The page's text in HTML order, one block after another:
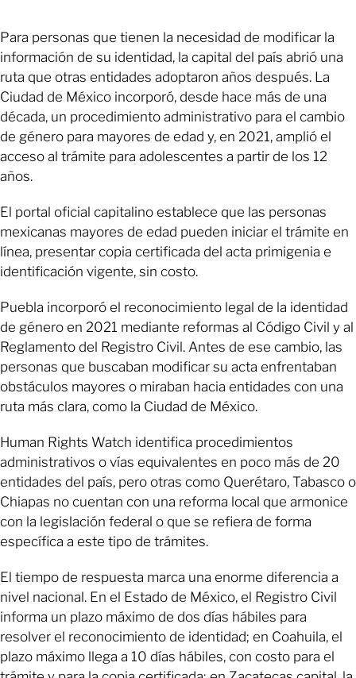
Para personas que tienen la necesidad de modificar la
información de su identidad, la capital del país abrió una
ruta que otras entidades adoptaron años después. La
Ciudad de México incorporó, desde hace más de una
década, un procedimiento administrativo para el cambio
de género para mayores de edad y, en 2021, amplió el
acceso al trámite para adolescentes a partir de los 12
años.
El portal oficial capitalino establece que las personas
mexicanas mayores de edad pueden iniciar el trámite en
línea, presentar copia certificada del acta primigenia e
identificación vigente, sin costo.
Puebla incorporó el reconocimiento legal de la identidad
de género en 2021 mediante reformas al Código Civil y al
Reglamento del Registro Civil. Antes de ese cambio, las
personas que buscaban modificar su acta enfrentaban
obstáculos mayores o miraban hacia entidades con una
ruta más clara, como la Ciudad de México.
Human Rights Watch identifica procedimientos
administrativos o vías equivalentes en poco más de 20
entidades del país, pero otras como Querétaro, Tabasco o
Chiapas no cuentan con una reforma local que armonice
con la legislación federal o que se refiera de forma
específica a este tipo de trámites.
El tiempo de respuesta marca una enorme diferencia a
nivel nacional. En el Estado de México, el Registro Civil
informa un plazo máximo de dos días hábiles para
resolver el reconocimiento de identidad; en Coahuila, el
plazo máximo llega a 10 días hábiles, con costo para el